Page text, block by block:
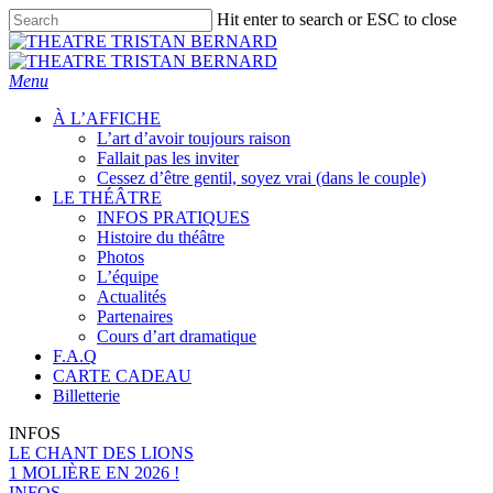
Skip
to
main
content
Hit enter to search or ESC to close
Close
Search
Menu
À L’AFFICHE
L’art d’avoir toujours raison
Fallait pas les inviter
Cessez d’être gentil, soyez vrai (dans le couple)
LE THÉÂTRE
INFOS PRATIQUES
Histoire du théâtre
Photos
L’équipe
Actualités
Partenaires
Cours d’art dramatique
F.A.Q
CARTE CADEAU
Billetterie
INFOS
LE CHANT DES LIONS
1 MOLIÈRE EN 2026 !